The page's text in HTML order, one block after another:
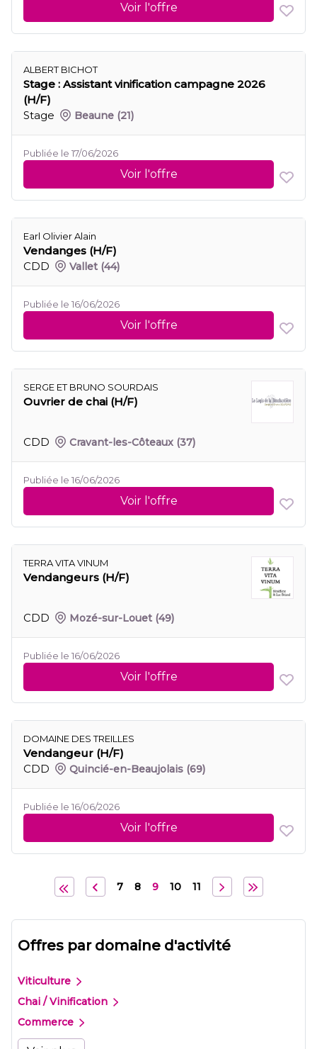
Voir l'offre
ALBERT BICHOT
Stage : Assistant vinification campagne 2026
(H/F)
Stage
Beaune (21)
Publiée le 17/06/2026
Voir l'offre
Earl Olivier Alain
Vendanges (H/F)
CDD
Vallet (44)
Publiée le 16/06/2026
Voir l'offre
SERGE ET BRUNO SOURDAIS
Ouvrier de chai (H/F)
CDD Cravant-les-Côteaux (37)
Publiée le 16/06/2026
Voir l'offre
TERRA VITA VINUM
Vendangeurs (H/F)
CDD Mozé-sur-Louet (49)
Publiée le 16/06/2026
Voir l'offre
DOMAINE DES TREILLES
Vendangeur (H/F)
CDD
Quincié-en-Beaujolais (69)
Publiée le 16/06/2026
Voir l'offre
7 8 9 10 11
Offres par domaine d'activité
Viticulture
Chai / Vinification
Commerce